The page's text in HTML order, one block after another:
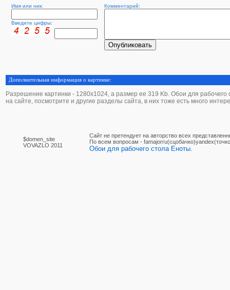
Имя или ник: Комментарий:
Введите цифры:
Дополнительная информация о картинке:
Разрешение картинки - 1280х1024, а размер ее 319 Kb. Обои для рабочего
на сайте, посмотрите и другие разделы сайта, в них тоже есть много
$domen_site
VOVAZLO 2011
Сайт не претендует на авторство всех
По вcем вопросам -
Обои для рабочего стола Еноты.